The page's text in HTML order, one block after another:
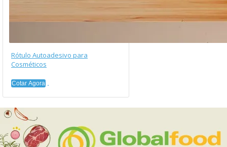
Rótulo Autoadesivo para
Cosméticos
Cotar Agora